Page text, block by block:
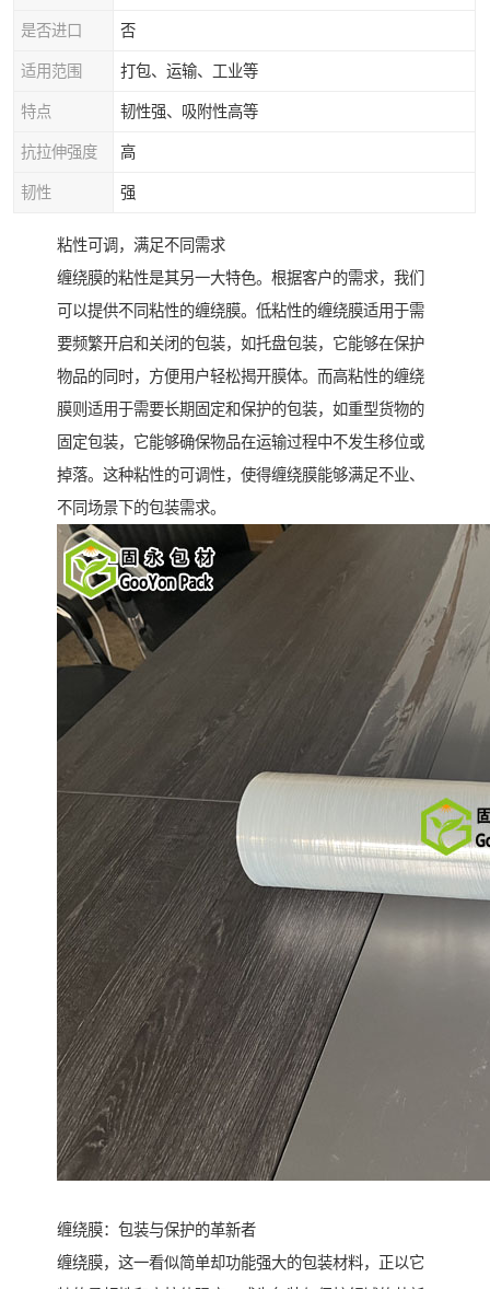
是否进口 否
适用范围 打包、运输、工业等
特点 韧性强、吸附性高等
抗拉伸强度 高
韧性 强
粘性可调，满足不同需求
缠绕膜的粘性是其另一大特色。根据客户的需求，我们
可以提供不同粘性的缠绕膜。低粘性的缠绕膜适用于需
要频繁开启和关闭的包装，如托盘包装，它能够在保护
物品的同时，方便用户轻松揭开膜体。而高粘性的缠绕
膜则适用于需要长期固定和保护的包装，如重型货物的
固定包装，它能够确保物品在运输过程中不发生移位或
掉落。这种粘性的可调性，使得缠绕膜能够满足不业、
不同场景下的包装需求。
缠绕膜：包装与保护的革新者
缠绕膜，这一看似简单却功能强大的包装材料，正以它